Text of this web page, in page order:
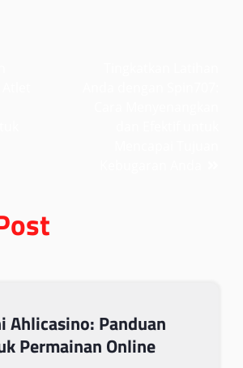
Ahlicasino: Panduan
Permainan Online